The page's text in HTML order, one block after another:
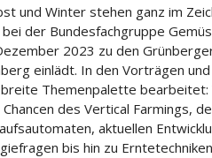
und Winter stehen ganz im
bei der Bundesfachgruppe
2023 zu den
einlädt. In den Vorträgen
Themenpalette bearbeitet:
des Vertical Farmings,
aktuellen
bis hin zu